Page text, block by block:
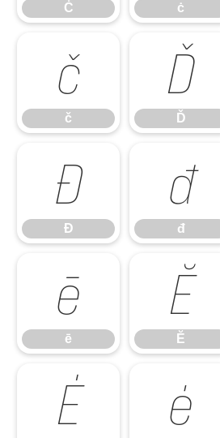
Ċ ċ
č
č
Ď
Ď
Đ
Đ
đ
đ
ē
ē
Ĕ
Ĕ
Ė ė